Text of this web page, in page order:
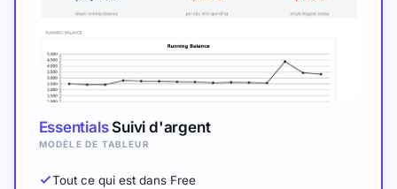
EssentialsSuivi d'argent
MODÈLE DE TABLEUR
Tout ce qui est dans Free